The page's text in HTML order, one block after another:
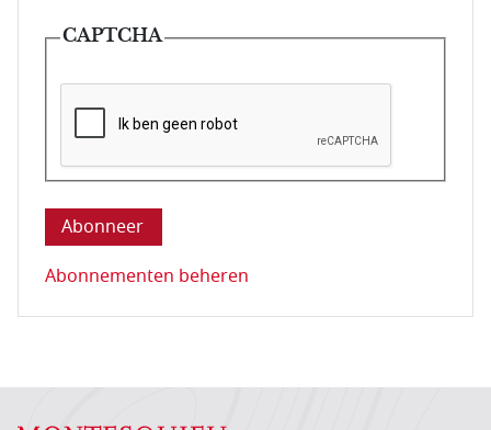
CAPTCHA
Deze vraag is om te controleren dat u een mens
Abonnementen beheren